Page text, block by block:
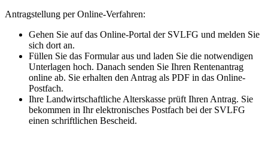
Antragstellung per Online-Verfahren:
Gehen Sie auf das Online-Portal der SVLFG und melden Sie
sich dort an.
Füllen Sie das Formular aus und laden Sie die notwendigen
Unterlagen hoch. Danach senden Sie Ihren Rentenantrag
online ab. Sie erhalten den Antrag als PDF in das Online-
Postfach.
Ihre Landwirtschaftliche Alterskasse prüft Ihren Antrag. Sie
bekommen in Ihr elektronisches Postfach bei der SVLFG
einen schriftlichen Bescheid.